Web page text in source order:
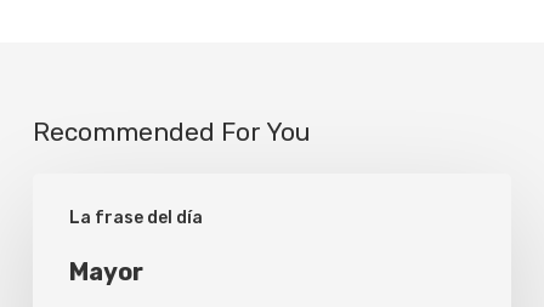
Recommended For You
La frase del día
Mayor